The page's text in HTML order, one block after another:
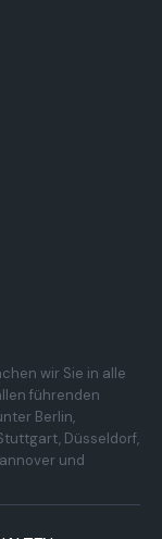
wir Sie in alle
führenden
Berlin,
Düsseldorf,
und